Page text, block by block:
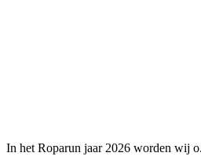
In het Roparun jaar 2026 worden wij